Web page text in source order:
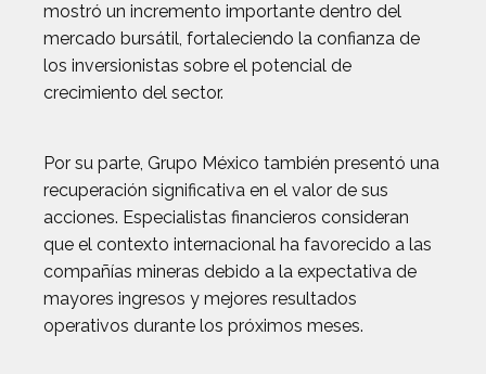
mostró un incremento importante dentro del
mercado bursátil, fortaleciendo la confianza de
los inversionistas sobre el potencial de
crecimiento del sector.
Por su parte, Grupo México también presentó una
recuperación significativa en el valor de sus
acciones. Especialistas financieros consideran
que el contexto internacional ha favorecido a las
compañías mineras debido a la expectativa de
mayores ingresos y mejores resultados
operativos durante los próximos meses.